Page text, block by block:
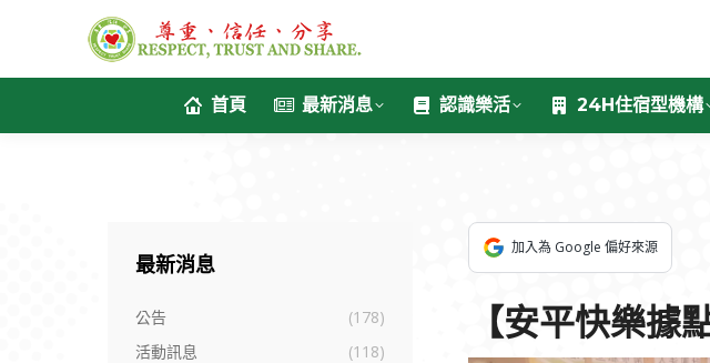
首頁 最新消息 認識樂活 24H住宿型機構
加入為 Google 偏好來源
【安平快樂據點
最新消息
公告
(178)
活動訊息
(118)